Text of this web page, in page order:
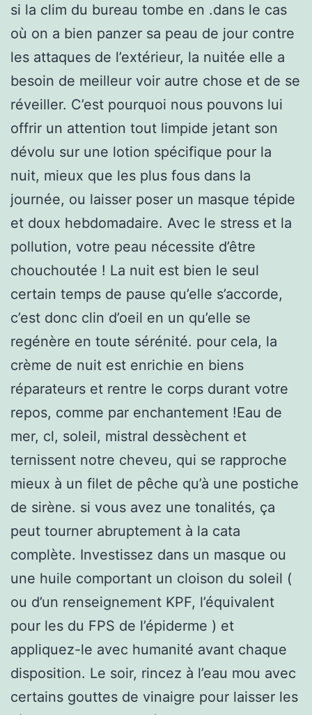
si la clim du bureau tombe en .dans le cas
où on a bien panzer sa peau de jour contre
les attaques de l’extérieur, la nuitée elle a
besoin de meilleur voir autre chose et de se
réveiller. C’est pourquoi nous pouvons lui
offrir un attention tout limpide jetant son
dévolu sur une lotion spécifique pour la
nuit, mieux que les plus fous dans la
journée, ou laisser poser un masque tépide
et doux hebdomadaire. Avec le stress et la
pollution, votre peau nécessite d’être
chouchoutée ! La nuit est bien le seul
certain temps de pause qu’elle s’accorde,
c’est donc clin d’oeil en un qu’elle se
regénère en toute sérénité. pour cela, la
crème de nuit est enrichie en biens
réparateurs et rentre le corps durant votre
repos, comme par enchantement !Eau de
mer, cl, soleil, mistral dessèchent et
ternissent notre cheveu, qui se rapproche
mieux à un filet de pêche qu’à une postiche
de sirène. si vous avez une tonalités, ça
peut tourner abruptement à la cata
complète. Investissez dans un masque ou
une huile comportant un cloison du soleil (
ou d’un renseignement KPF, l’équivalent
pour les du FPS de l’épiderme ) et
appliquez-le avec humanité avant chaque
disposition. Le soir, rincez à l’eau mou avec
certains gouttes de vinaigre pour laisser les